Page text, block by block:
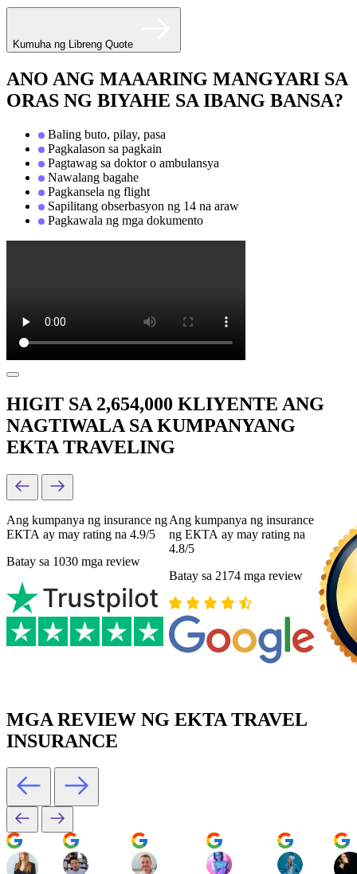
Kumuha ng Libreng Quote
ANO ANG MAAARING MANGYARI SA
ORAS NG BIYAHE SA IBANG BANSA?
Baling buto, pilay, pasa
Pagkalason sa pagkain
Pagtawag sa doktor o ambulansya
Nawalang bagahe
Pagkansela ng flight
Sapilitang obserbasyon ng 14 na araw
Pagkawala ng mga dokumento
HIGIT SA 2,654,000 KLIYENTE ANG
NAGTIWALA SA KUMPANYANG
EKTA TRAVELING
Ang kumpanya ng insurance ng
ЕКТА ay may rating na 4.9/5
Batay sa 1030 mga review
Ang kumpanya ng insurance
ng ЕКТА ay may rating na
4.8/5
Batay sa 2174 mga review
MGA REVIEW NG EKTA TRAVEL
INSURANCE